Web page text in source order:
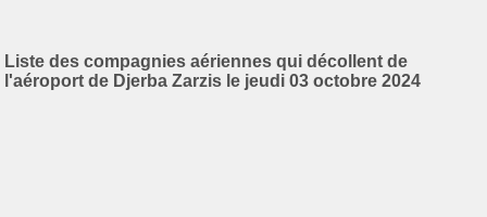
Liste des compagnies aériennes qui décollent de
l'aéroport de Djerba Zarzis le jeudi 03 octobre 2024